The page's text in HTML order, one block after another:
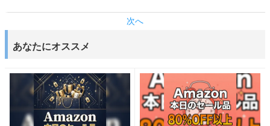
次へ
あなたにオススメ